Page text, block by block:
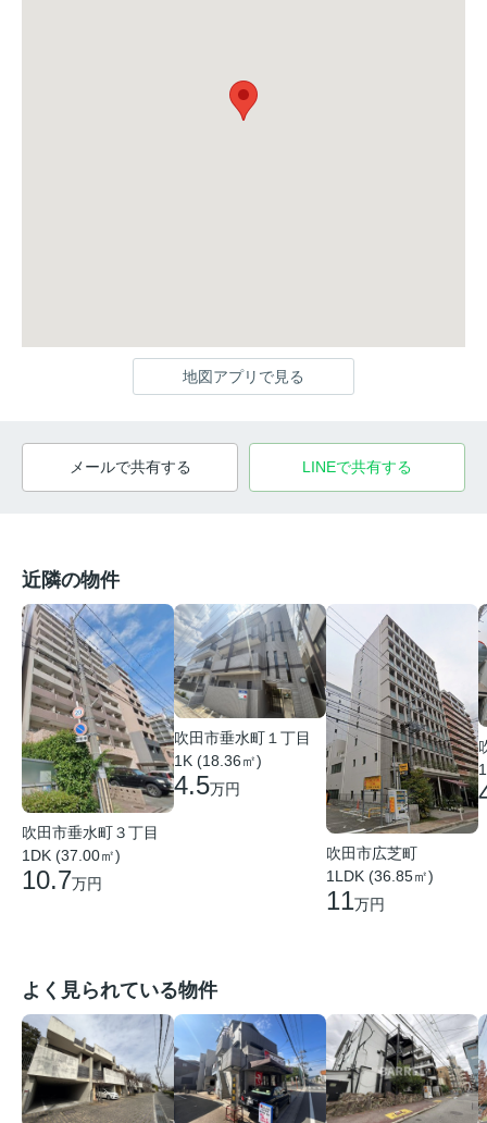
地図アプリで見る
メールで共有する LINEで共有する
近隣の物件
吹田市垂水町３丁目
1DK (37.00㎡)
10.7万円
吹田市垂水町１丁目
1K (18.36㎡)
4.5万円
吹田市広芝町
1LDK (36.85㎡)
11万円
よく見られている物件